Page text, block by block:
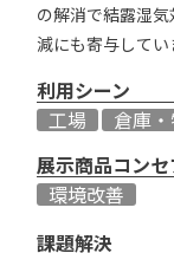
の解消で結露湿
減にも寄与してい
利用シーン
工場
倉庫
展示商品コンセ
環境改善
課題解決